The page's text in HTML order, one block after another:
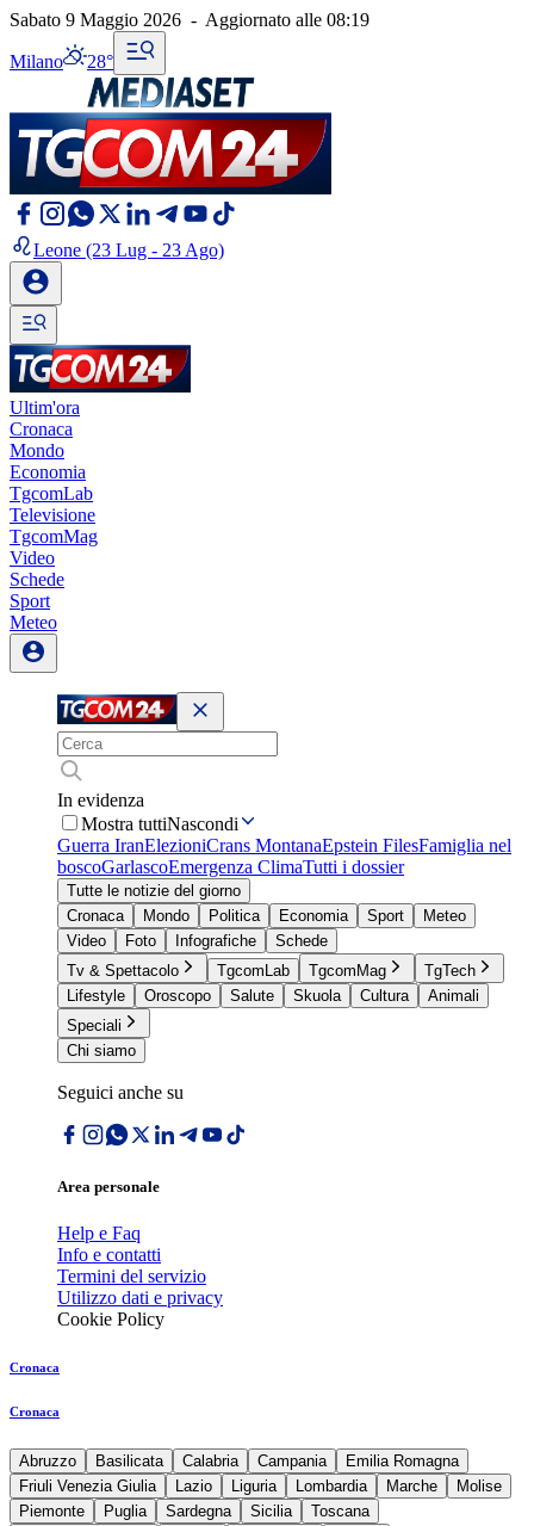
Sabato 9 Maggio 2026 - Aggiornato alle 08:19
Milano 28°
Leone (23 Lug - 23 Ago)
Ultim'ora
Cronaca
Mondo
Economia
TgcomLab
Televisione
TgcomMag
Video
Schede
Sport
Meteo
In evidenza
Mostra tuttiNascondi
Guerra IranElezioniCrans MontanaEpstein FilesFamiglia nel
boscoGarlascoEmergenza ClimaTutti i dossier
Tutte le notizie del giorno
Cronaca
Mondo Politica Economia Sport
Meteo
Video
Foto Infografiche
Schede
Tv & Spettacolo
TgcomLab TgcomMag
TgTech
Lifestyle
Oroscopo Salute Skuola Cultura
Animali
Speciali
Chi siamo
Seguici anche su
Area personale
Help e Faq
Info e contatti
Termini del servizio
Utilizzo dati e privacy
Cookie Policy
Cronaca
Cronaca
Abruzzo Basilicata Calabria Campania
Emilia Romagna
Friuli Venezia Giulia
Lazio Liguria Lombardia Marche
Molise
Piemonte
Puglia Sardegna Sicilia
Toscana